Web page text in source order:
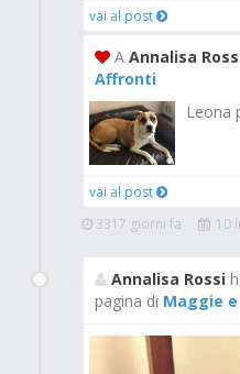
vai al post
A Annalisa
Affronti
Leona
vai al post
3317 giorni fa
10
Annalisa Rossi
pagina di Maggie